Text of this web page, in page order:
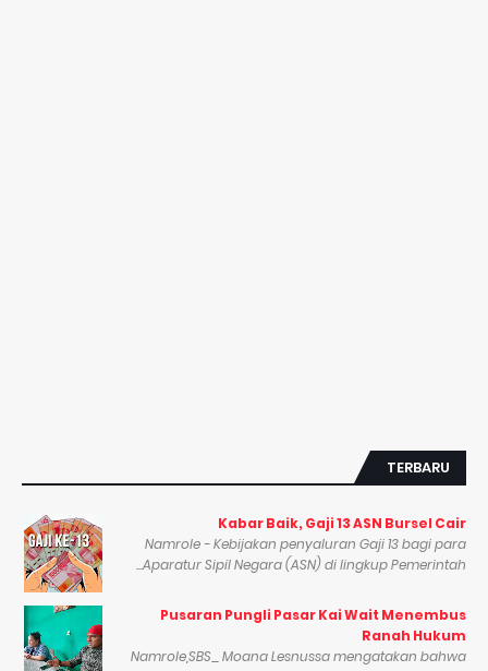
TERBARU
Kabar Baik, Gaji 13 ASN Bursel Cair
Namrole - Kebijakan penyaluran Gaji 13 bagi para
Aparatur Sipil Negara (ASN) di lingkup Pemerintah...
Pusaran Pungli Pasar Kai Wait Menembus
Ranah Hukum
Namrole,SBS_ Moana Lesnussa mengatakan bahwa